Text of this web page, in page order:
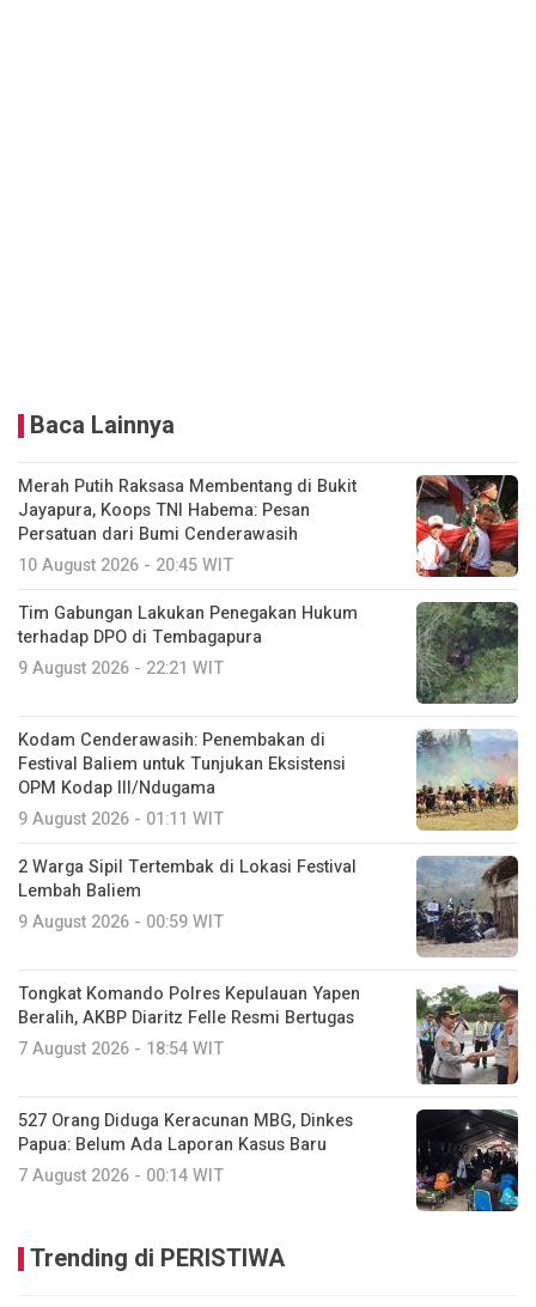
Baca Lainnya
Merah Putih Raksasa Membentang di Bukit
Jayapura, Koops TNI Habema: Pesan
Persatuan dari Bumi Cenderawasih
10 August 2026 - 20:45 WIT
Tim Gabungan Lakukan Penegakan Hukum
terhadap DPO di Tembagapura
9 August 2026 - 22:21 WIT
Kodam Cenderawasih: Penembakan di
Festival Baliem untuk Tunjukan Eksistensi
OPM Kodap III/Ndugama
9 August 2026 - 01:11 WIT
2 Warga Sipil Tertembak di Lokasi Festival
Lembah Baliem
9 August 2026 - 00:59 WIT
Tongkat Komando Polres Kepulauan Yapen
Beralih, AKBP Diaritz Felle Resmi Bertugas
7 August 2026 - 18:54 WIT
527 Orang Diduga Keracunan MBG, Dinkes
Papua: Belum Ada Laporan Kasus Baru
7 August 2026 - 00:14 WIT
Trending di PERISTIWA